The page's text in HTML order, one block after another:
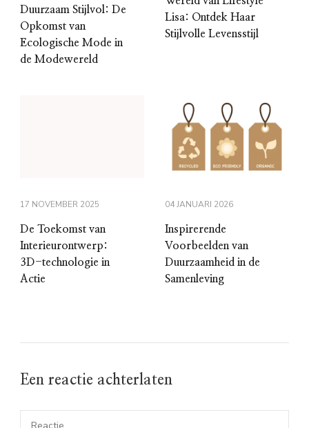
Duurzaam Stijlvol: De
Opkomst van
Ecologische Mode in
de Modewereld
Lisa: Ontdek Haar
Stijlvolle Levensstijl
17 NOVEMBER 2025
De Toekomst van
Interieurontwerp:
3D-technologie in
Actie
04 JANUARI 2026
Inspirerende
Voorbeelden van
Duurzaamheid in de
Samenleving
Een reactie achterlaten